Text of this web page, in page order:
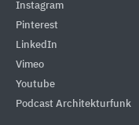
Instagram
Pinterest
LinkedIn
Vimeo
Youtube
Podcast Architekturfunk